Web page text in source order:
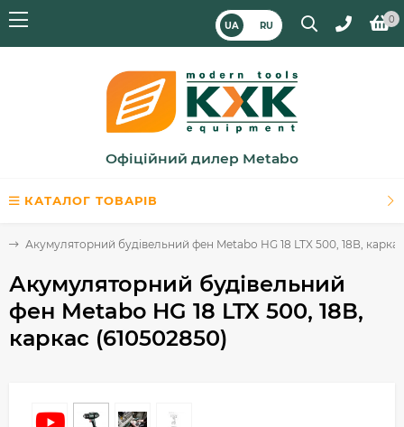
UA RU
0
Офіційний дилер Metabo
КАТАЛОГ ТОВАРІВ
Акумуляторний будівельний фен Metabo HG 18 LTX 500, 18В,
Акумуляторний будівельний
фен Metabo HG 18 LTX 500, 18В,
каркас (610502850)